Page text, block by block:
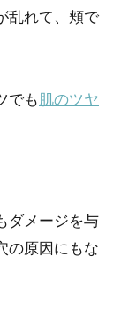
乱れて、頬で
でも肌のツヤ
ダメージを与
の原因にもな